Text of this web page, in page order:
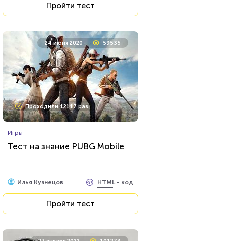
Пройти тест
24 июня 2020 59535
Проходили 12117 раз
Игры
Тест на знание PUBG Mobile
Илья Кузнецов HTML - код
Пройти тест